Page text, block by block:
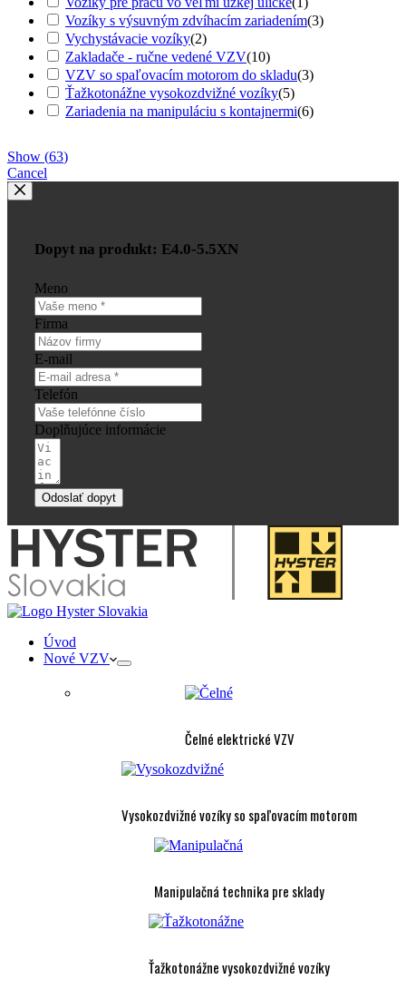
Vozíky s výsuvným zdvíhacím zariadením(3)
Vychystávacie vozíky(2)
Zakladače - ručne vedené VZV(10)
VZV so spaľovacím motorom do skladu(3)
Ťažkotonážne vysokozdvižné vozíky(5)
Zariadenia na manipuláciu s kontajnermi(6)
Show (63)
Cancel
Dopyt na produkt: E4.0-5.5XN
Meno
Firma
E-mail
Telefón
Doplňujúce informácie
Odoslať dopyt
Úvod
Nové VZV
Čelné elektrické VZV
Vysokozdvižné vozíky so spaľovacím motorom
Manipulačná technika pre sklady
Ťažkotonážne vysokozdvižné vozíky